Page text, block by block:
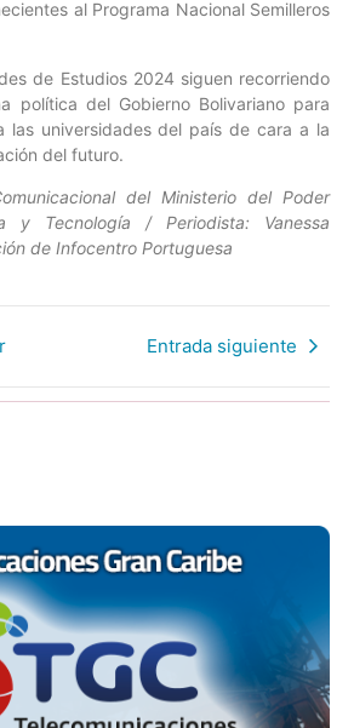
al Programa Nacional Semilleros
de Estudios 2024 siguen recorriendo
política del Gobierno Bolivariano para
las universidades del país de cara a la
del futuro.
del Ministerio del Poder
y Tecnología / Periodista: Vanessa
de Infocentro Portuguesa
Entrada siguiente